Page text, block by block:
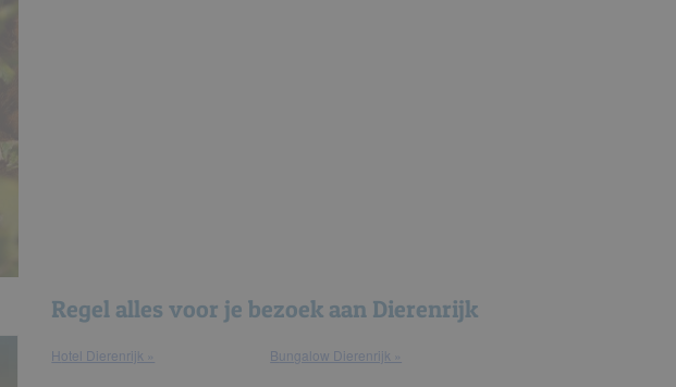
Regel alles voor je bezoek aan Dierenrijk
hotel Dierenrijk » bungalow Dierenrijk »